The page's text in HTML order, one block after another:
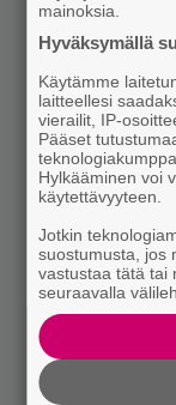
mainoksia.
Hyväksymällä
Käytämme
laitteellesi
vierailit, IP-
Pääset
Hylkääminen voi
käytettävyyteen.
Jotkin
suostumusta, jos
vastustaa tätä tai
seuraavalla